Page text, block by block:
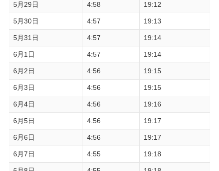
5月29日 4:58 19:12
5月30日 4:57 19:13
5月31日 4:57 19:14
6月1日 4:57 19:14
6月2日 4:56 19:15
6月3日 4:56 19:15
6月4日 4:56 19:16
6月5日 4:56 19:17
6月6日 4:56 19:17
6月7日 4:55 19:18